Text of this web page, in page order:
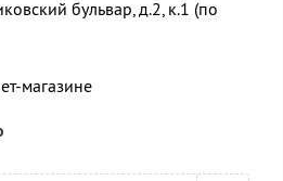
бульвар, д.2, к.1 (по
магазине